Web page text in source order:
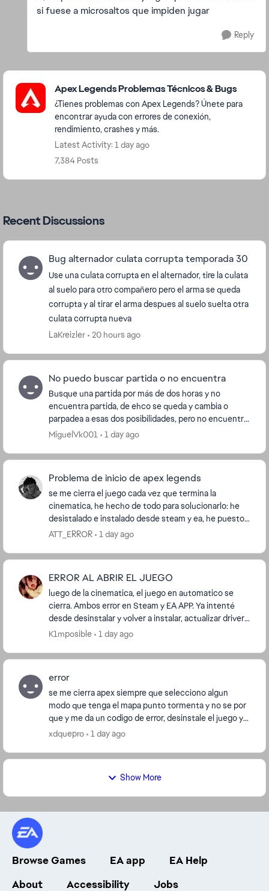
si fuese a microsaltos que impiden jugar
Reply
Featured Places
Apex Legends Problemas Técnicos & Bugs
¿Tienes problemas con Apex Legends? Únete para
encontrar ayuda con errores de conexión,
rendimiento, crashes y más.
Latest Activity: 1 day ago
7,384 Posts
Recent Discussions
Bug alternador culata corrupta temporada 30
Use una culata corrupta en el alternador, tire la culata
al suelo para otro compañero pero el arma se queda
corrupta y al tirar el arma despues al suelo suelta otra
culata corrupta nueva
LaKreizler
20 hours ago
No puedo buscar partida o no encuentra
Busque una partida por más de dos horas y no
encuentra partida, de ehco se queda y cambia o
parpadea a esas dos posibilidades, pero no encuentra
nada, ya desistale, ya instale no se que ...
MiguelVk001 1 day ago
Problema de inicio de apex legends
se me cierra el juego cada vez que termina la
cinematica, he hecho de todo para solucionarlo: he
desistalado e instalado desde steam y ea, he puesto
de administrador el directx y easyanticheat y sigu...
ATT_ERROR 1 day ago
ERROR AL ABRIR EL JUEGO
luego de la cinematica, el juego en automatico se
cierra. Ambos error en Steam y EA APP. Ya intenté
desde desinstalar y volver a instalar, actualizar drivers,
NVIDIA, archivos, etc. Y NADA ESTA FUNCI...
K1mposible 1 day ago
error
se me cierra apex siempre que selecciono algun
modo que tenga el mapa punto tormenta y no se por
que y me da un codigo de error, desinstale el juego y
lo instale, verifique los archivos y asi pero no...
xdquepro 1 day ago
Show More
Browse Games EA app
EA Help
About
Accessibility Jobs